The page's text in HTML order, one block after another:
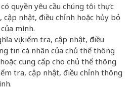
quyền yêu cầu chúng tôi thực
cập nhật, điều chỉnh hoặc hủy bỏ
mình.
vụ kiểm tra, cập nhật, điều
tin cá nhân của chủ thể thông
cung cấp cho chủ thể thông
tra, cập nhật, điều chỉnh thông